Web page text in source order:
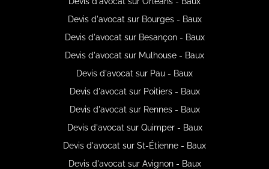
Devis d'avocat sur Bourges - Baux
Devis d'avocat sur Besançon - Baux
Devis d'avocat sur Mulhouse - Baux
Devis d'avocat sur Pau - Baux
Devis d'avocat sur Poitiers - Baux
Devis d'avocat sur Rennes - Baux
Devis d'avocat sur Quimper - Baux
Devis d'avocat sur St-Étienne - Baux
Devis d'avocat sur Avignon - Baux